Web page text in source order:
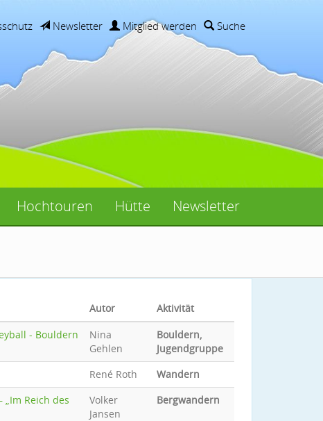
Newsletter Mitglied werden
Suche
Hochtouren Hütte Newsletter
Autor
Aktivität
- Bouldern
Nina
Gehlen
Bouldern,
Jugendgruppe
René Roth
Wandern
Reich des
Volker
Jansen
Bergwandern